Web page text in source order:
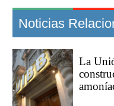
Noticias
La